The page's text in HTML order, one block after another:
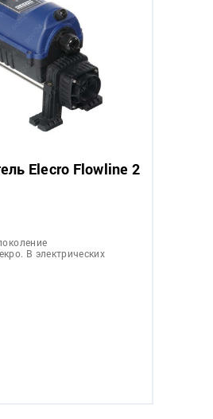
Elecro Flowline 2
В электрических